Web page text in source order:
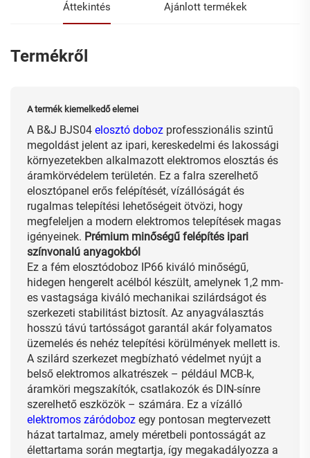
Áttekintés Ajánlott termékek
Termékről
A termék kiemelkedő elemei
A B&J BJS04 elosztó doboz professzionális szintű
megoldást jelent az ipari, kereskedelmi és lakossági
környezetekben alkalmazott elektromos elosztás és
áramkörvédelem területén. Ez a falra szerelhető
elosztópanel erős felépítését, vízállóságát és
rugalmas telepítési lehetőségeit ötvözi, hogy
megfeleljen a modern elektromos telepítések magas
igényeinek. Prémium minőségű felépítés ipari
színvonalú anyagokból
Ez a fém elosztódoboz IP66 kiváló minőségű,
hidegen hengerelt acélból készült, amelynek 1,2 mm-
es vastagsága kiváló mechanikai szilárdságot és
szerkezeti stabilitást biztosít. Az anyagválasztás
hosszú távú tartósságot garantál akár folyamatos
üzemelés és nehéz telepítési körülmények mellett is.
A szilárd szerkezet megbízható védelmet nyújt a
belső elektromos alkatrészek – például MCB-k,
áramköri megszakítók, csatlakozók és DIN-sínre
szerelhető eszközök – számára. Ez a vízálló
elektromos záródoboz egy pontosan megtervezett
házat tartalmaz, amely méretbeli pontosságát az
élettartama során megtartja, így megakadályozza a